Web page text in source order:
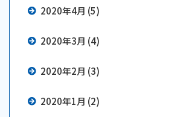
2020年4月 (5)
2020年3月 (4)
2020年2月 (3)
2020年1月 (2)